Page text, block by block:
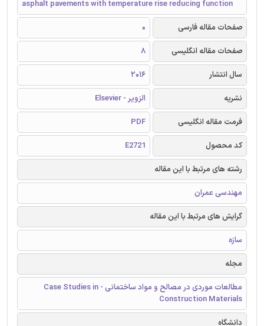
asphalt pavements with temperature rise reducing function
صفحات مقاله فارسی
0
صفحات مقاله انگلیسی
8
سال انتشار
2016
نشریه
الزویر - Elsevier
فرمت مقاله انگلیسی
PDF
کد محصول
E2721
رشته های مرتبط با این مقاله
مهندسی عمران
گرایش های مرتبط با این مقاله
سازه
مجله
مطالعات موردی در مصالح و مواد ساختمانی - Case Studies in
Construction Materials
دانشگاه